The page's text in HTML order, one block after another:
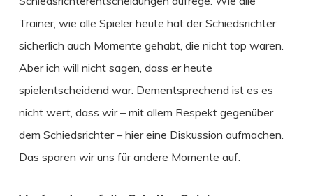
Trainer, wie alle Spieler heute hat der Schiedsrichter
sicherlich auch Momente gehabt, die nicht top waren.
Aber ich will nicht sagen, dass er heute
spielentscheidend war. Dementsprechend ist es es
nicht wert, dass wir – mit allem Respekt gegenüber
dem Schiedsrichter – hier eine Diskussion aufmachen.
Das sparen wir uns für andere Momente auf.